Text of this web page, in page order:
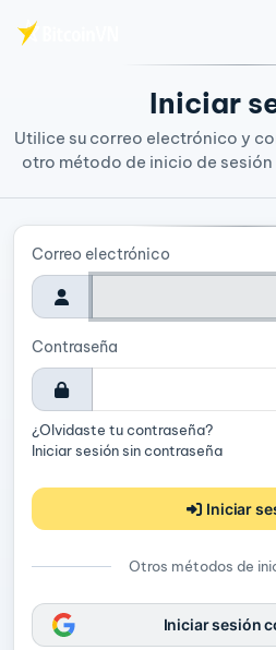
Iniciar
Utilice su correo electrónico y
otro método de inicio de
Correo electrónico
Contraseña
¿Olvidaste tu contraseña?
Iniciar sesión sin contraseña
Iniciar
Otros métodos de
Iniciar sesión